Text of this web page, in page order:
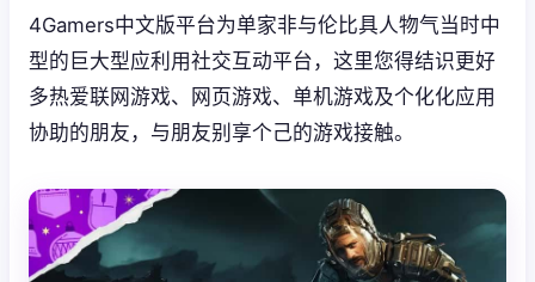
4Gamers中文版平台为单家非与伦比具人物气当时中
型的巨大型应利用社交互动平台，这里您得结识更好
多热爱联网游戏、网页游戏、单机游戏及个化化应用
协助的朋友，与朋友别享个己的游戏接触。